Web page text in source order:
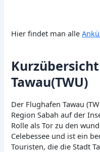
Hier findet man alle
Tawau(TWU)
Der Flughafen Tawau
Region Sabah auf der
Rolle als Tor zu den
Celebessee und ist ein
Touristen, die die Stadt